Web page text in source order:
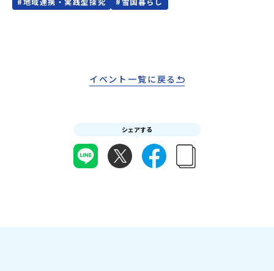
なくなった場合について参加決定後の参加お取り消しはご遠慮下さ
料・20日目-8日目：20％・7日目-2日目：30％・プログラム開始日
の前日：40％・プログラム開始日当日：50％・ご連絡無しでの不参
に達しなかった場合は、開催日3週間前までに催行中止の旨をメール
にてご連絡いたします。・よくあるご質問その他、よくあるご質問
についてはこちらをご確認ください。運営団体について＜プログラ
ム主催：一般財団法人地域・教育魅力化プラットフォーム＞「意志
ので、ぜひご自宅からリラックスしてご参加ください。▼お申し込
／落選メール」をお送りいたします。当選者は、メールに記載され
いただきます。当選取り消しがあった場合は、繰り上げ当選者へご
合は下記の地域みらい留学公式LINEよりご連絡をお願いします。※
受信制限設定をしていると、通知メールをお受け取りいただけませ
イベント一覧に戻る
シェアする